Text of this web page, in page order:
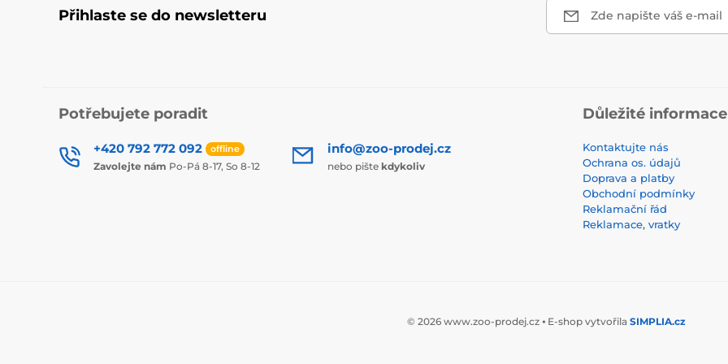
Přihlaste se do newsletteru Zde napište váš e-mail
Potřebujete poradit
+420 792 772 092 offline
Zavolejte nám Po-Pá 8-17, So 8-12
info@zoo-prodej.cz
nebo pište kdykoliv
Důležité informace
Kontaktujte nás
Ochrana os. údajů
Doprava a platby
Obchodní podmínky
Reklamační řád
Reklamace, vratky
© 2026 www.zoo-prodej.cz ⦁ E-shop vytvořila SIMPLIA.cz